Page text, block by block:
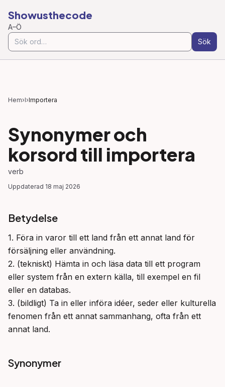
Showusthecode
A–Ö
Sök
Hem›I›Importera
Synonymer och
korsord till importera
verb
Uppdaterad 18 maj 2026
Betydelse
1. Föra in varor till ett land från ett annat land för
försäljning eller användning.
2. (tekniskt) Hämta in och läsa data till ett program
eller system från en extern källa, till exempel en fil
eller en databas.
3. (bildligt) Ta in eller införa idéer, seder eller kulturella
fenomen från ett annat sammanhang, ofta från ett
annat land.
Synonymer